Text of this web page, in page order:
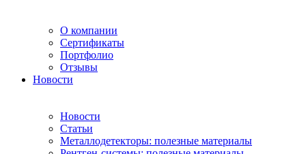
О компании
Сертификаты
Портфолио
Отзывы
Новости
Новости
Статьи
Металлодетекторы: полезные материалы